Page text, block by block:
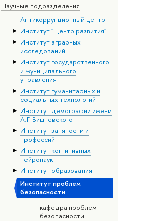
Научные подразделения
Антикоррупционный центр
Институт "Центр развития"
Институт аграрных
исследований
Институт государственного
и муниципального
управления
Институт гуманитарных и
социальных технологий
Институт демографии имени
А.Г. Вишневского
Институт занятости и
профессий
Институт когнитивных
нейронаук
Институт образования
Институт проблем
безопасности
кафедра проблем
безопасности